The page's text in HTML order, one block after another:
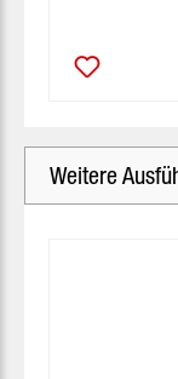
Weitere